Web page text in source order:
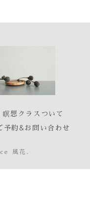
瞑想クラスついて
予約&お問い合わせ
風花.